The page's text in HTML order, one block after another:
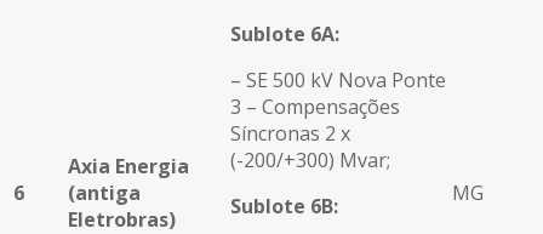
6
Axia Energia
(antiga
Eletrobras)
Sublote 6A:
– SE 500 kV Nova Ponte
3 – Compensações
Síncronas 2 x
(-200/+300) Mvar;
Sublote 6B:
MG